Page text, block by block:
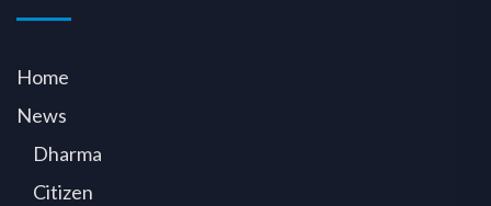
Home
News
Dharma
Citizen